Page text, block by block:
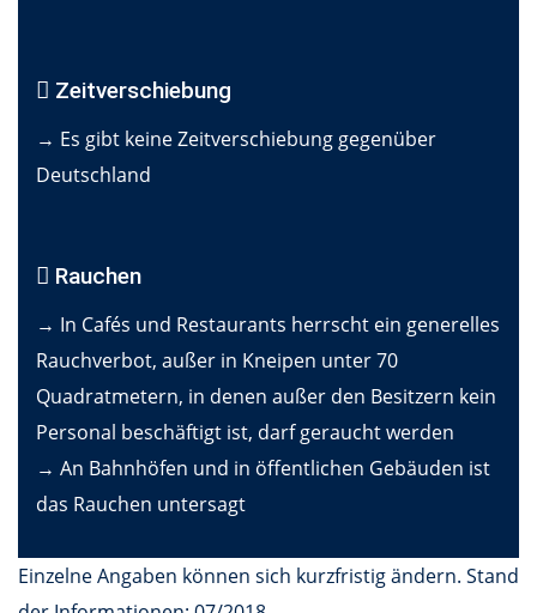
Zeitverschiebung
→ Es gibt keine Zeitverschiebung gegenüber
Deutschland
Rauchen
→ In Cafés und Restaurants herrscht ein generelles
Rauchverbot, außer in Kneipen unter 70
Quadratmetern, in denen außer den Besitzern kein
Personal beschäftigt ist, darf geraucht werden
→ An Bahnhöfen und in öffentlichen Gebäuden ist
das Rauchen untersagt
Einzelne Angaben können sich kurzfristig ändern. Stand